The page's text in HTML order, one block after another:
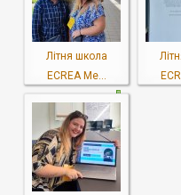
Літня школа
ECREA Me...